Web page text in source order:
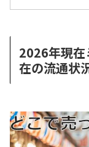
2026年現在
在の流通状